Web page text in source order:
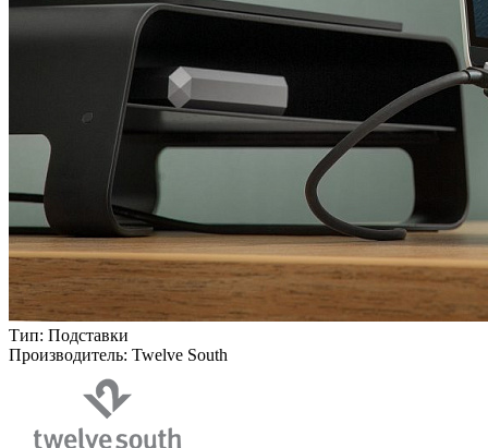
Тип: Подставки
Производитель: Twelve South